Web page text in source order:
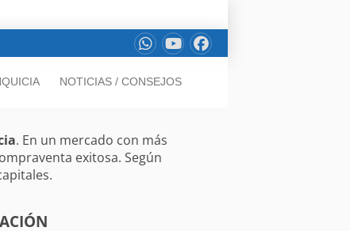
NOTICIAS / CONSEJOS
. En un mercado con más
exitosa. Según